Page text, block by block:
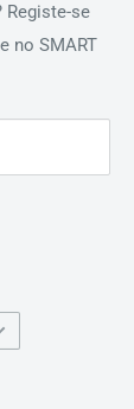
e
se
no SMART